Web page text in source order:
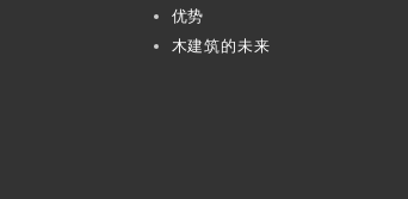
优势
木建筑的未来